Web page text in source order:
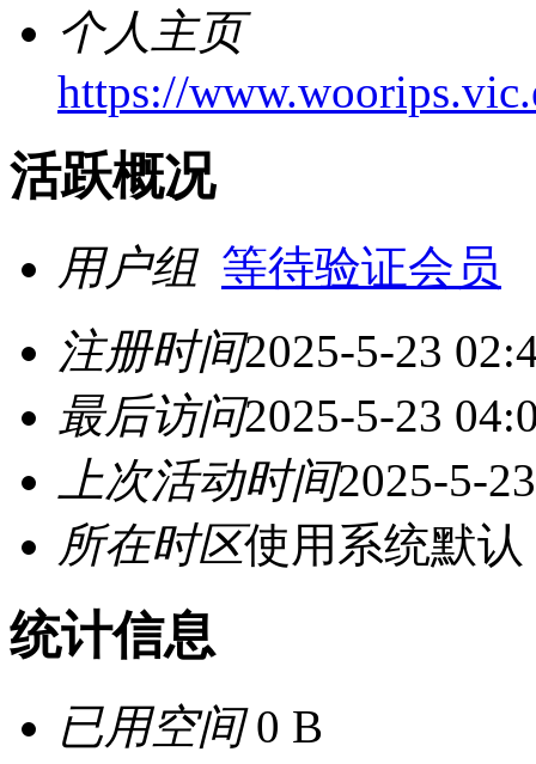
个人主页
https://
活跃概况
用户组 等待验证会员
注册时间2025-5-23
最后访问2025-5-23
上次活动时间2025-5-
所在时区使用系统默认
统计信息
已用空间0 B